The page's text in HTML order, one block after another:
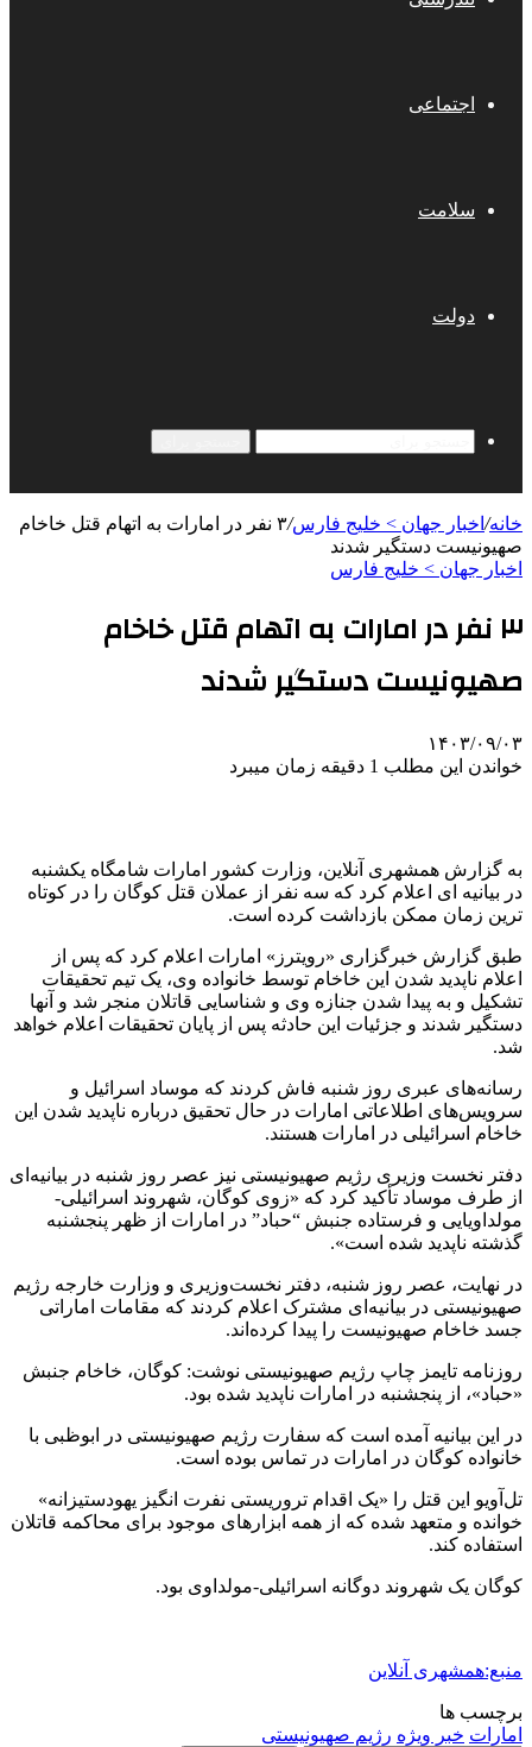
اجتماعی
سلامت
دولت
خانه/ اخبار جهان > خلیج‌ فارس/
۳ نفر در امارات به اتهام قتل خاخام
صهیونیست دستگیر شدند
اخبار جهان > خلیج‌ فارس
۳ نفر در امارات به اتهام قتل خاخام
صهیونیست دستگیر شدند
۱۴۰۳/۰۹/۰۳
خواندن این مطلب 1 دقیقه زمان میبرد
به گزارش همشهری آنلاین،‌ وزارت کشور امارات شامگاه یکشنبه
در بیانیه ای اعلام کرد که سه نفر از عملان قتل کوگان را در کوتاه
ترین زمان ممکن بازداشت کرده است.
طبق گزارش خبرگزاری «رویترز» امارات اعلام کرد که پس از
اعلام ناپدید شدن این خاخام توسط خانواده وی، یک تیم تحقیقات
تشکیل و به پیدا شدن جنازه وی و شناسایی قاتلان منجر شد و آنها
دستگیر شدند و جزئیات این حادثه پس از پایان تحقیقات اعلام خواهد
شد.
رسانه‌های عبری روز شنبه فاش کردند که موساد اسرائیل و
سرویس‌های اطلاعاتی امارات در حال تحقیق درباره ناپدید شدن این
خاخام اسرائیلی در امارات هستند.
دفتر نخست وزیری رژیم صهیونیستی نیز عصر روز شنبه در بیانیه‌ای
از طرف موساد تأکید کرد که «زوی کوگان، شهروند اسرائیلی-
مولداویایی و فرستاده جنبش “حباد” در امارات از ظهر پنجشنبه
گذشته ناپدید شده است».
در نهایت، عصر روز شنبه، دفتر نخست‌وزیری و وزارت خارجه رژیم
صهیونیستی در بیانیه‌ای مشترک اعلام کردند که مقامات اماراتی
جسد خاخام صهیونیست را پیدا کرده‌اند.
روزنامه تایمز چاپ رژیم صهیونیستی نوشت: کوگان، خاخام جنبش
«حباد»، از پنجشنبه در امارات ناپدید شده بود.
در این بیانیه آمده است که سفارت رژیم صهیونیستی در ابوظبی با
خانواده کوگان در امارات در تماس بوده است.
تل‌آویو این قتل را «یک اقدام تروریستی نفرت انگیز یهودستیزانه»
خوانده و متعهد شده که از همه ابزارهای موجود برای محاکمه قاتلان
استفاده کند.
کوگان یک شهروند دوگانه اسرائیلی-مولداوی بود.
منبع:همشهری آنلاین
برچسب ها
امارات خبر ویژه رژيم صهيونيستى